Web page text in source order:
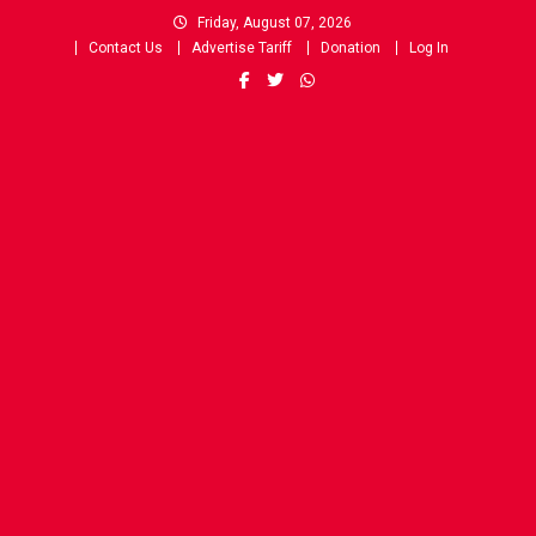
Friday, August 07, 2026
Contact Us
Advertise Tariff Donation Log In